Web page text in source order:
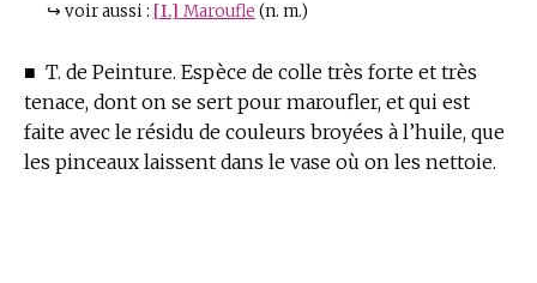
↪ voir aussi : [I.] Maroufle (n. m.)
■ T. de Peinture. Espèce de colle très forte et très
tenace, dont on se sert pour maroufler, et qui est
faite avec le résidu de couleurs broyées à l’huile, que
les pinceaux laissent dans le vase où on les nettoie.